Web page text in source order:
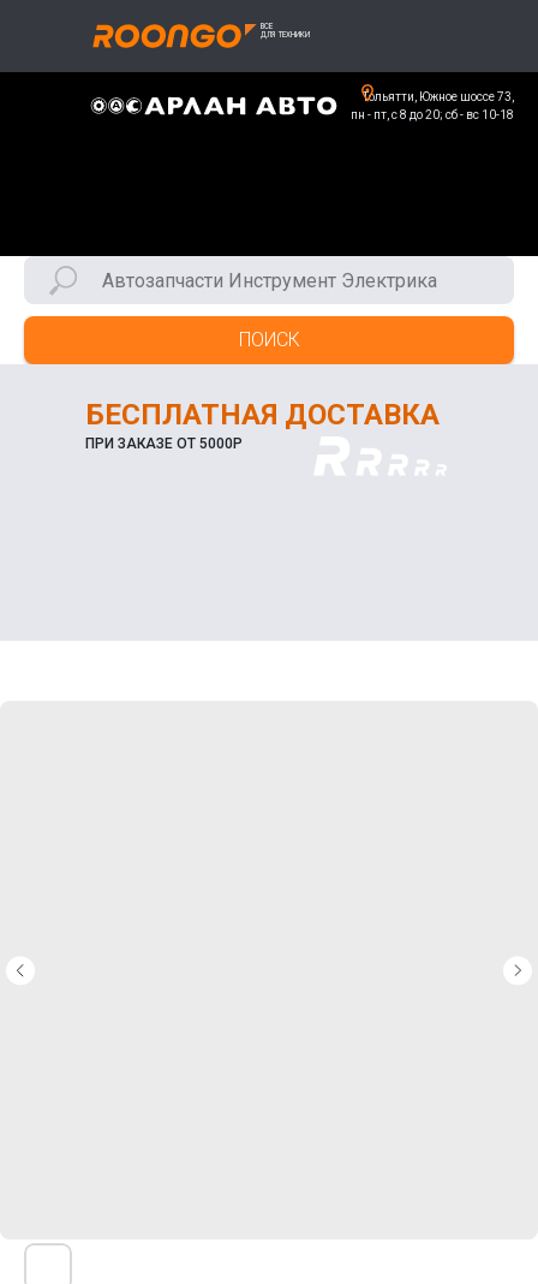
Тольятти, Южное шоссе 73,
пн - пт, с 8 до 20; сб - вс 10-18
ПОИСК
БЕСПЛАТНАЯ ДОСТАВКА
ПРИ ЗАКАЗЕ ОТ 5000Р